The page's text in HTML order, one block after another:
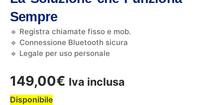
Sempre
🔹 Registra chiamate fisso e mob.
🔹 Connessione Bluetooth sicura
🔹 Legale per uso personale
149,00€ Iva inclusa
Disponibile